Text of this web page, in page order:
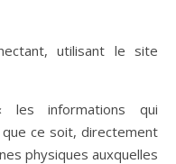
utilisant le site
les informations qui
ce soit, directement
physiques auxquelles